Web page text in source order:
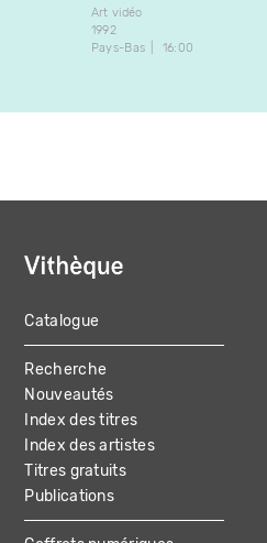
Art vidéo
1992
Pays-Bas
16:00
MAIN
NAVIGATION
Catalogue
Recherche
Nouveautés
Index des titres
Index des artistes
Titres gratuits
Publications